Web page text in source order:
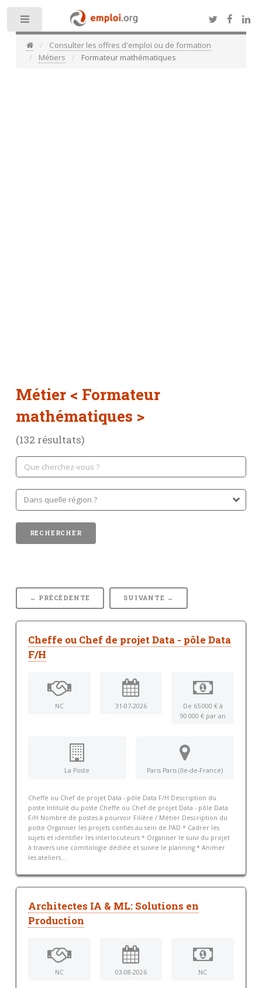
Consulter les offres d'emploi ou de formation
Métiers
Formateur mathématiques
Métier < Formateur
mathématiques >
(132 résultats)
← PRÉCÉDENTE SUIVANTE →
Cheffe ou Chef de projet Data - pôle Data
F/H
NC 31-07-2026
De 65 000 € à
90 000 € par an
La Poste Paris Paris (Ile-de-France)
Cheffe ou Chef de projet Data - pôle Data F/H Description du
poste Intitulé du poste Cheffe ou Chef de projet Data - pôle Data
F/H Nombre de postes à pourvoir Filière / Métier Description du
poste Organiser les projets confiés au sein de PAD * Cadrer les
sujets et identifier les interlocuteurs * Organiser le suivi du projet
à travers une comitologie dédiée et suivre le planning * Animer
les ateliers...
Architectes IA & ML: Solutions en
Production
NC 03-08-2026 NC
Toggle